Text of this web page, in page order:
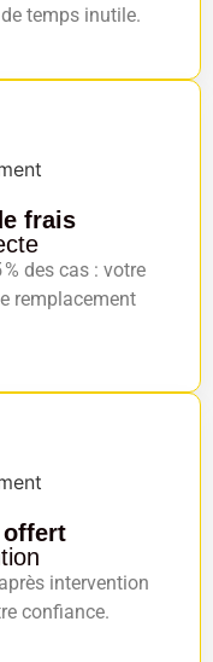
temps inutile.
frais
des cas : votre
remplacement
offert
intervention
confiance.